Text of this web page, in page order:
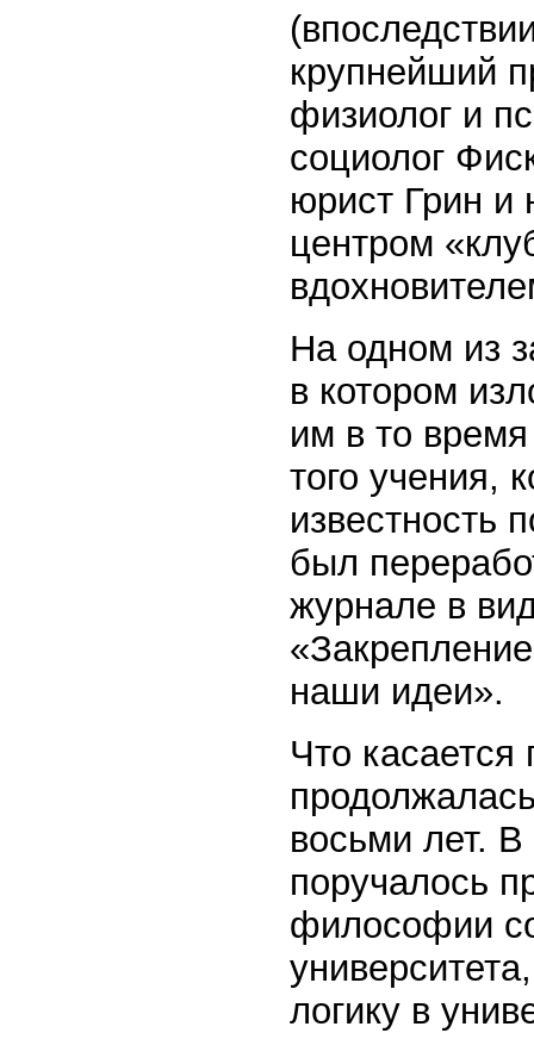
крупнейший
физиолог и
социолог
юрист Грин и
центром
На одном из
в котором
им в то
того учения,
известность
был
журнале в
наши идеи».
Что касается
восьми лет. В
поручалось
философии
логику в